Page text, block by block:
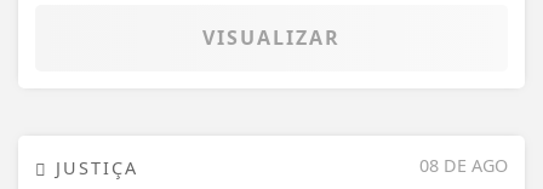
VISUALIZAR
08 DE AGO
JUSTIÇA